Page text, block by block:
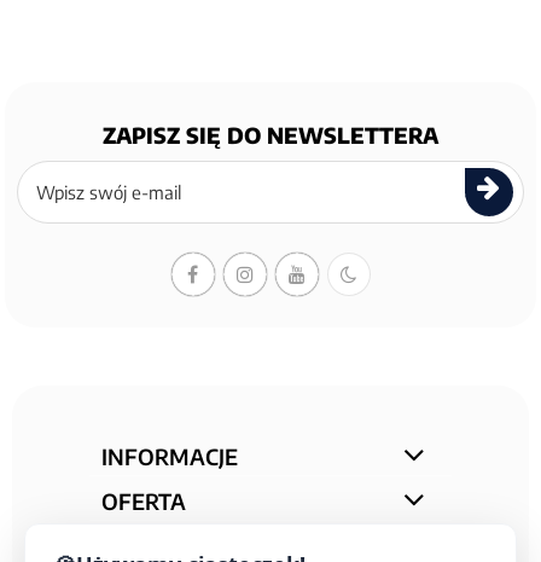
ZAPISZ SIĘ DO NEWSLETTERA
Zapisz
się
newslettera
INFORMACJE
OFERTA